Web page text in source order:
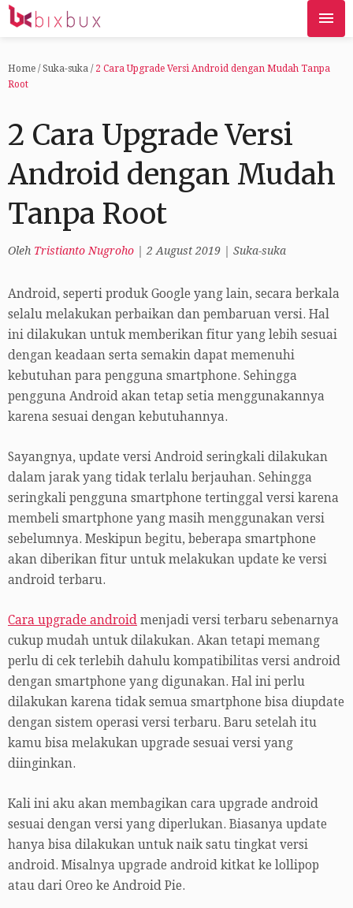
Home / Suka-suka / 2 Cara Upgrade Versi Android dengan Mudah Tanpa
Root
2 Cara Upgrade Versi
Android dengan Mudah
Tanpa Root
Oleh Tristianto Nugroho 2 August 2019 Suka-suka
Android, seperti produk Google yang lain, secara berkala
selalu melakukan perbaikan dan pembaruan versi. Hal
ini dilakukan untuk memberikan fitur yang lebih sesuai
dengan keadaan serta semakin dapat memenuhi
kebutuhan para pengguna smartphone. Sehingga
pengguna Android akan tetap setia menggunakannya
karena sesuai dengan kebutuhannya.
Sayangnya, update versi Android seringkali dilakukan
dalam jarak yang tidak terlalu berjauhan. Sehingga
seringkali pengguna smartphone tertinggal versi karena
membeli smartphone yang masih menggunakan versi
sebelumnya. Meskipun begitu, beberapa smartphone
akan diberikan fitur untuk melakukan update ke versi
android terbaru.
Cara upgrade android menjadi versi terbaru sebenarnya
cukup mudah untuk dilakukan. Akan tetapi memang
perlu di cek terlebih dahulu kompatibilitas versi android
dengan smartphone yang digunakan. Hal ini perlu
dilakukan karena tidak semua smartphone bisa diupdate
dengan sistem operasi versi terbaru. Baru setelah itu
kamu bisa melakukan upgrade sesuai versi yang
diinginkan.
Kali ini aku akan membagikan cara upgrade android
sesuai dengan versi yang diperlukan. Biasanya update
hanya bisa dilakukan untuk naik satu tingkat versi
android. Misalnya upgrade android kitkat ke lollipop
atau dari Oreo ke Android Pie.